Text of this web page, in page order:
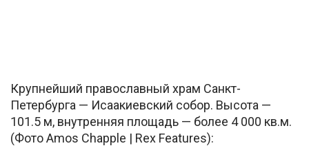
Крупнейший православный храм Санкт-
Петербурга — Исаакиевский собор. Высота —
101.5 м, внутренняя площадь — более 4 000 кв.м.
(Фото Amos Chapple | Rex Features):